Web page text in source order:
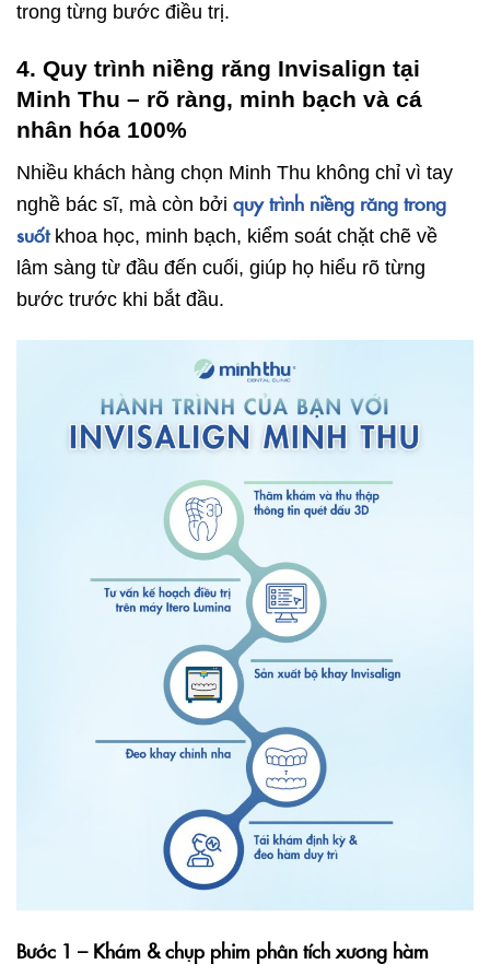
trong từng bước điều trị.
4. Quy trình niềng răng Invisalign tại
Minh Thu – rõ ràng, minh bạch và cá
nhân hóa 100%
Nhiều khách hàng chọn Minh Thu không chỉ vì tay
nghề bác sĩ, mà còn bởi quy trình niềng răng trong
suốtkhoa học, minh bạch, kiểm soát chặt chẽ về
lâm sàng từ đầu đến cuối, giúp họ hiểu rõ từng
bước trước khi bắt đầu.
Bước 1 – Khám & chụp phim phân tích xương hàm